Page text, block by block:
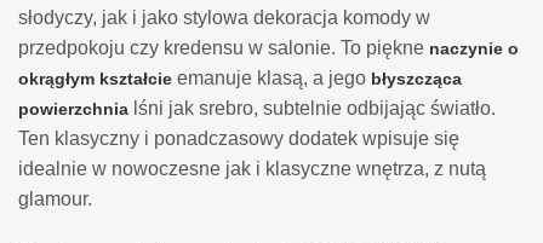
słodyczy, jak i jako stylowa dekoracja komody w
przedpokoju czy kredensu w salonie. To piękne naczynie o
okrągłym kształcie emanuje klasą, a jego błyszcząca
powierzchnia lśni jak srebro, subtelnie odbijając światło.
Ten klasyczny i ponadczasowy dodatek wpisuje się
idealnie w nowoczesne jak i klasyczne wnętrza, z nutą
glamour.